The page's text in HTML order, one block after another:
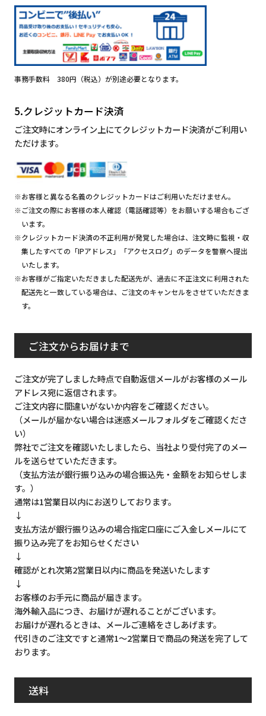
事務手数料 380円（税込）が別途必要となります。
5.クレジットカード決済
ご注文時にオンライン上にてクレジットカード決済がご利用い
ただけます。
※お客様と異なる名義のクレジットカードはご利用いただけません。
※ご注文の際にお客様の本人確認（電話確認等）をお願いする場合もござ
います。
※クレジットカード決済の不正利用が発覚した場合は、注文時に監視・収
集したすべての「IPアドレス」「アクセスログ」のデータを警察へ提出
いたします。
※お客様がご指定いただきました配送先が、過去に不正注文に利用された
配送先と一致している場合は、ご注文のキャンセルをさせていただきま
す。
ご注文からお届けまで
ご注文が完了しました時点で自動返信メールがお客様のメール
アドレス宛に返信されます。
ご注文内容に間違いがないか内容をご確認ください。
（メールが届かない場合は迷惑メールフォルダをご確認くださ
い）
弊社でご注文を確認いたしましたら、当社より受付完了のメー
ルを送らせていただきます。
（支払方法が銀行振り込みの場合振込先・金額をお知らせしま
す。）
通常は1営業日以内にお送りしております。
↓
支払方法が銀行振り込みの場合指定口座にご入金しメールにて
振り込み完了をお知らせください
↓
確認がとれ次第2営業日以内に商品を発送いたします
↓
お客様のお手元に商品が届きます。
海外輸入品につき、お届けが遅れることがございます。
お届けが遅れるときは、メールご連絡をさしあげます。
代引きのご注文ですと通常1～2営業日で商品の発送を完了して
おります。
送料